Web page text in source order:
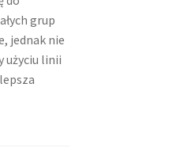
grup
jednak nie
użyciu linii